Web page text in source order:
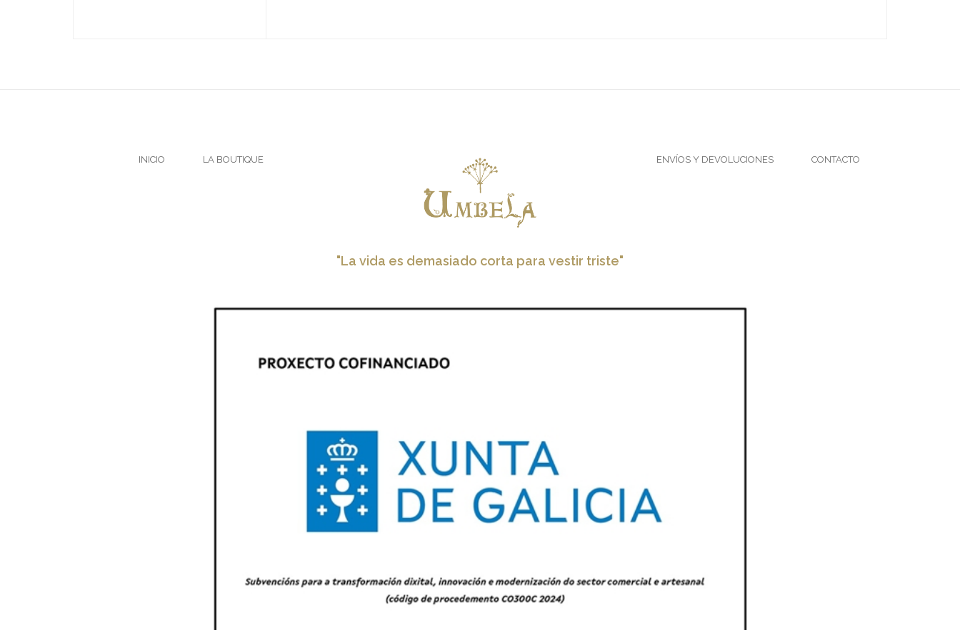
INICIO LA BOUTIQUE ENVÍOS Y DEVOLUCIONES CONTACTO
"La vida es demasiado corta para vestir triste"